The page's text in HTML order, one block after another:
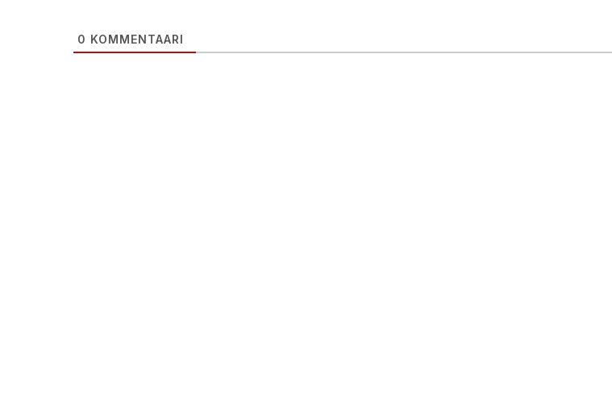
0 KOMMENTAARI